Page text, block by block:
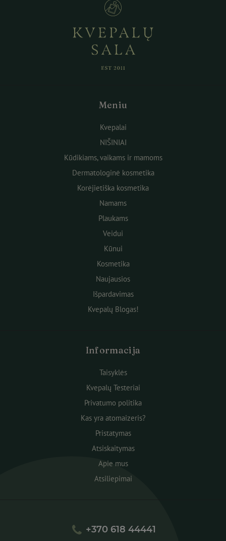
Meniu
Kvepalai
NIŠINIAI
Kūdikiams, vaikams ir mamoms
Dermatologinė kosmetika
Korėjietiška kosmetika
Namams
Plaukams
Veidui
Kūnui
Kosmetika
Naujausios
Išpardavimas
Kvepalų Blogas!
Informacija
Taisyklės
Kvepalų Testeriai
Privatumo politika
Kas yra atomaizeris?
Pristatymas
Atsiskaitymas
Apie mus
Atsiliepimai
+370 618 44441